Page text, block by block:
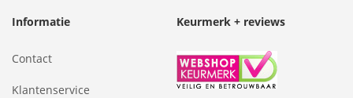
Informatie
Contact
Klantenservice
Keurmerk + reviews